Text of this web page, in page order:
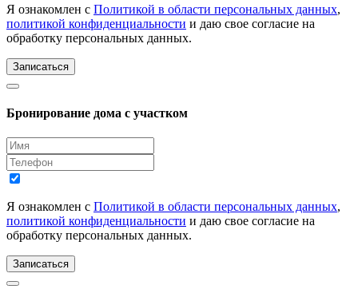
Я ознакомлен с Политикой в области персональных данных,
политикой конфиденциальности и даю свое согласие на
обработку персональных данных.
Записаться
Бронирование дома с участком
Я ознакомлен с Политикой в области персональных данных,
политикой конфиденциальности и даю свое согласие на
обработку персональных данных.
Записаться